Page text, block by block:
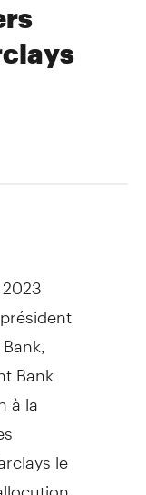
, président
Bank
à la
le